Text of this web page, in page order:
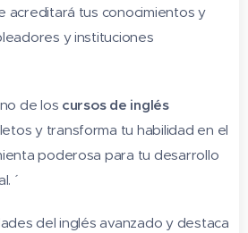
acreditará tus conocimientos y
y instituciones
de los cursos de inglés
y transforma tu habilidad en el
poderosa para tu desarrollo
del inglés avanzado y destaca